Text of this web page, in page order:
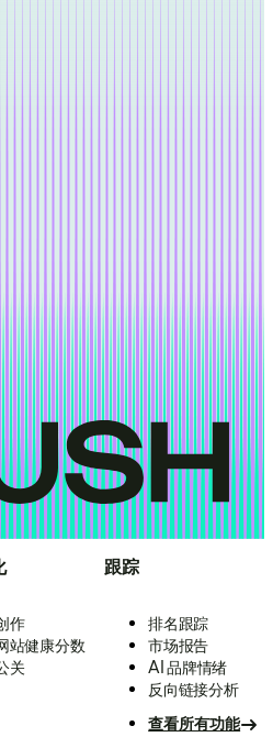
作
站健康分数
关
跟踪
排名跟踪
市场报告
AI 品牌情绪
反向链接分析
查看所有功能